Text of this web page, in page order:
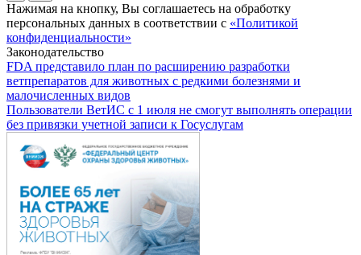
Нажимая на кнопку, Вы соглашаетесь на обработку
персональных данных в соответствии с «Политикой
конфиденциальности»
Законодательство
FDA представило план по расширению разработки
ветпрепаратов для животных с редкими болезнями и
малочисленных видов
Пользователи ВетИС с 1 июля не смогут выполнять операции
без привязки учетной записи к Госуслугам